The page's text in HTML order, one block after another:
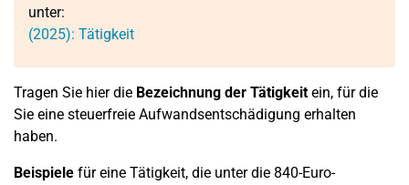
unter:
(2025): Tätigkeit
Tragen Sie hier die Bezeichnung der Tätigkeitein, für die
Sie eine steuerfreie Aufwandsentschädigung erhalten
haben.
Beispiele für eine Tätigkeit, die unter die 840-Euro-